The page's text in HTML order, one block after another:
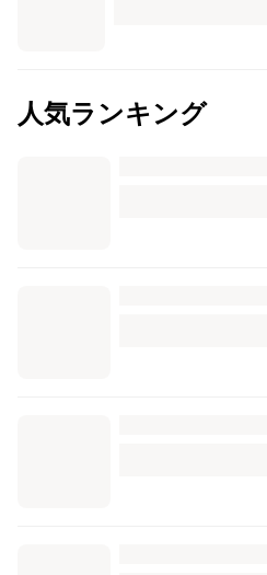
人気ランキング